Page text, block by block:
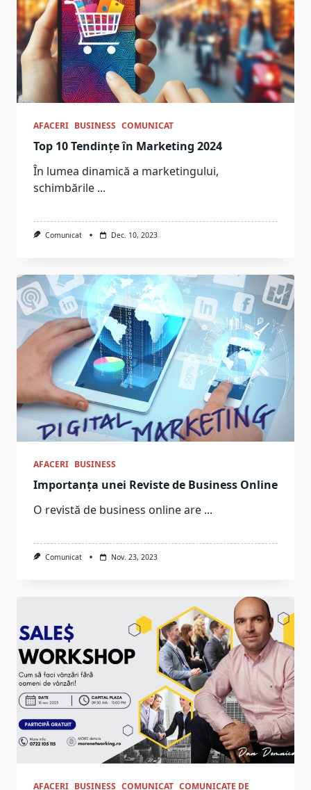
AFACERI BUSINESS COMUNICAT
Top 10 Tendințe în Marketing 2024
În lumea dinamică a marketingului,
schimbările ...
Comunicat Dec. 10, 2023
AFACERI BUSINESS
Importanța unei Reviste de Business Online
O revistă de business online are ...
Comunicat Nov. 23, 2023
AFACERI BUSINESS COMUNICAT COMUNICATE DE